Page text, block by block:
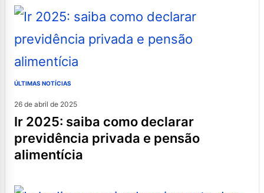
ÚLTIMAS NOTÍCIAS
26 de abril de 2025
ir 2025: saiba como declarar
previdência privada e pensão
alimentícia